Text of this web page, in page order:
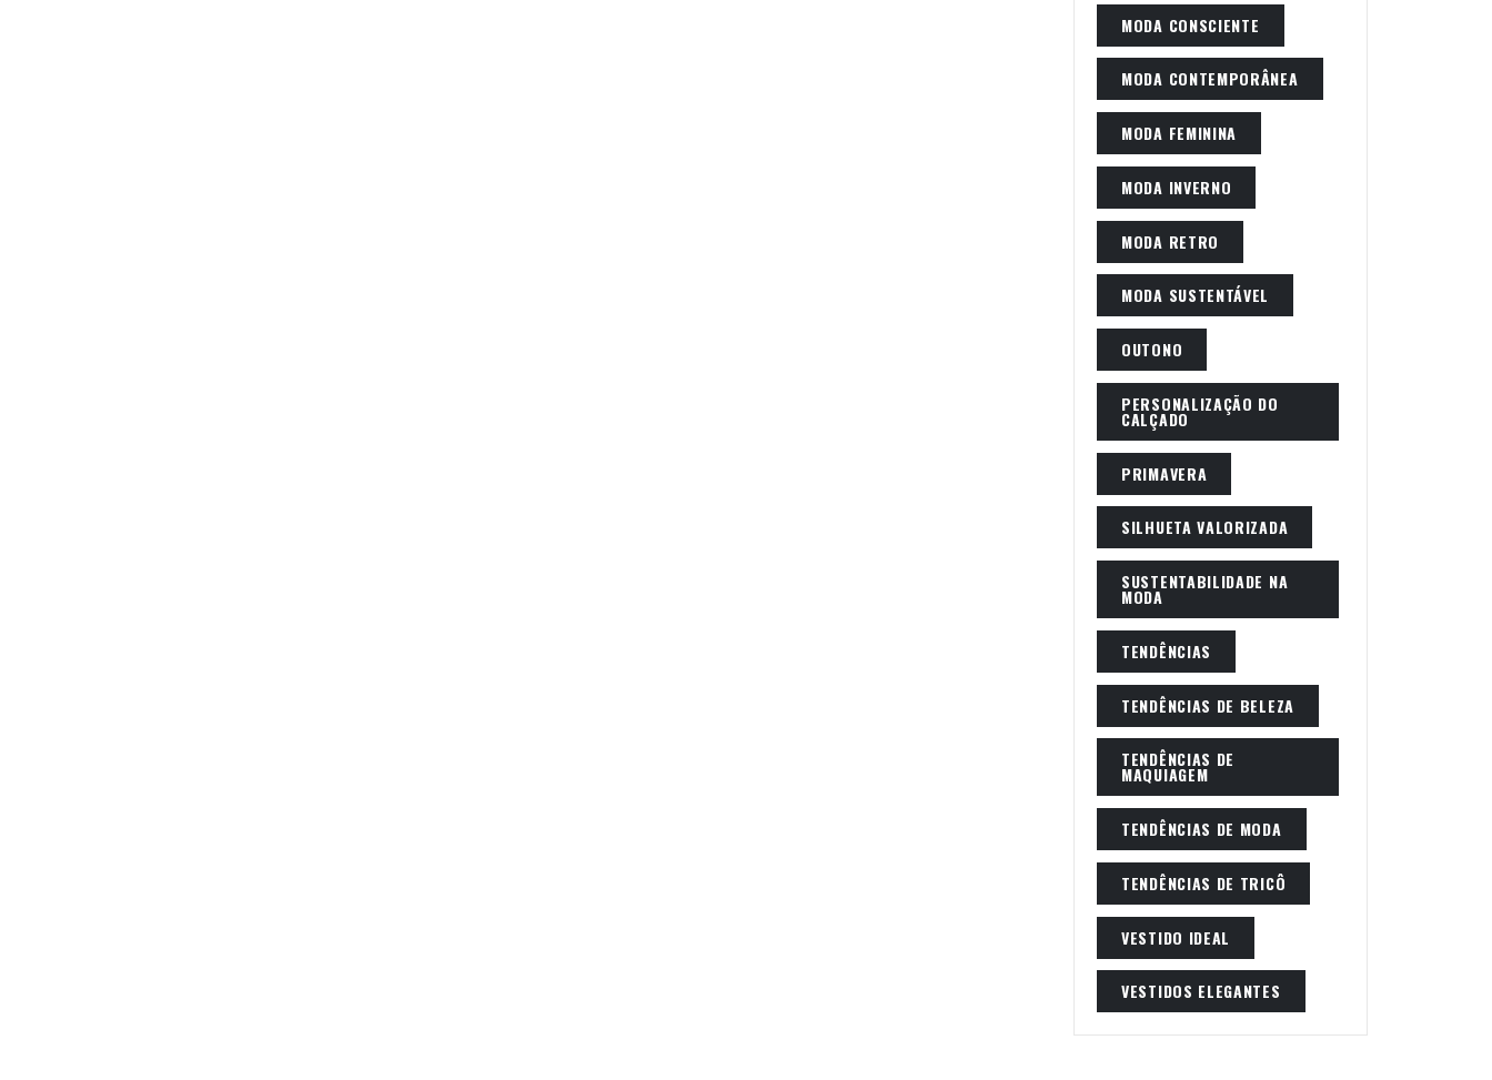
MODA CONSCIENTE
MODA CONTEMPORÂNEA
MODA FEMININA
MODA INVERNO
MODA RETRO
MODA SUSTENTÁVEL
OUTONO
PERSONALIZAÇÃO DO
CALÇADO
PRIMAVERA
SILHUETA VALORIZADA
SUSTENTABILIDADE NA
MODA
TENDÊNCIAS
TENDÊNCIAS DE BELEZA
TENDÊNCIAS DE
MAQUIAGEM
TENDÊNCIAS DE MODA
TENDÊNCIAS DE TRICÔ
VESTIDO IDEAL
VESTIDOS ELEGANTES